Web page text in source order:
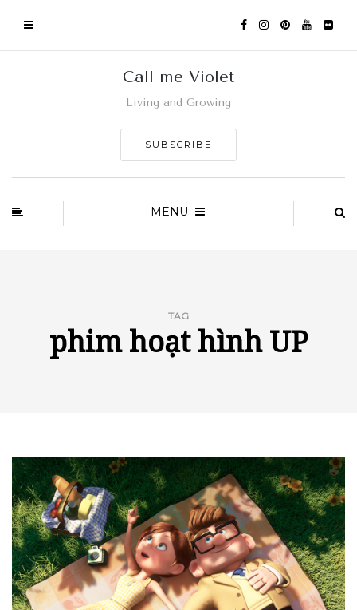
Call me Violet
Living and Growing
SUBSCRIBE
MENU
TAG
phim hoạt hình UP